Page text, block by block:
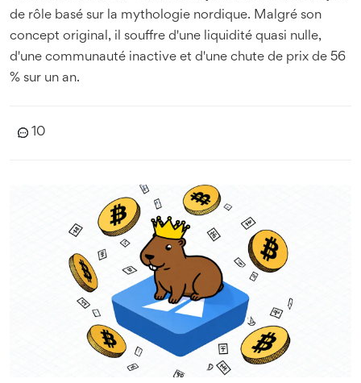
de rôle basé sur la mythologie nordique. Malgré son
concept original, il souffre d'une liquidité quasi nulle,
d'une communauté inactive et d'une chute de prix de 56
% sur un an.
10